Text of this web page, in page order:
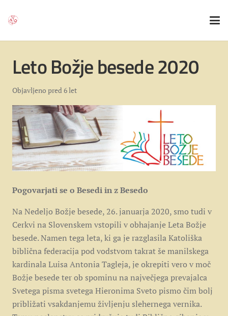
Leto Božje besede 2020
Objavljeno pred 6 let
Pogovarjati se o Besedi in z Besedo
Na Nedeljo Božje besede, 26. januarja 2020, smo tudi v
Cerkvi na Slovenskem vstopili v obhajanje Leta Božje
besede. Namen tega leta, ki ga je razglasila Katoliška
biblična federacija pod vodstvom takrat še manilskega
kardinala Luisa Antonia Tagleja, je okrepiti vero v moč
Božje besede ter ob spominu na največjega prevajalca
Svetega pisma svetega Hieronima Sveto pismo čim bolj
približati vsakdanjemu življenju slehernega vernika.